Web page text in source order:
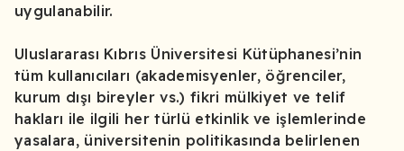
uygulanabilir.
Uluslararası Kıbrıs Üniversitesi Kütüphanesi’nin
tüm kullanıcıları (akademisyenler, öğrenciler,
kurum dışı bireyler vs.) fikri mülkiyet ve telif
hakları ile ilgili her türlü etkinlik ve işlemlerinde
yasalara, üniversitenin politikasında belirlenen